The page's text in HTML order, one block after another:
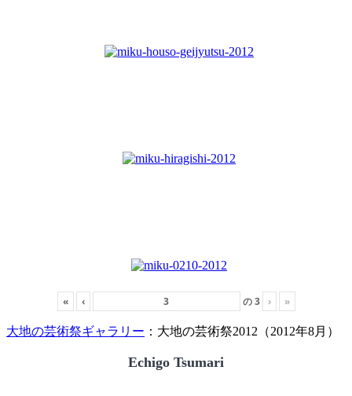
« ‹ の3 › »
大地の芸術祭ギャラリー ：大地の芸術祭2012（2012年8月）
Echigo Tsumari